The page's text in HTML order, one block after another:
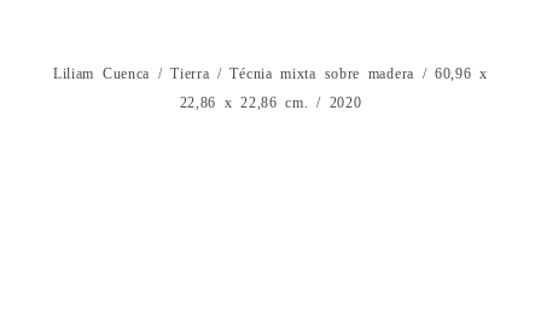
Liliam Cuenca / Tierra / Técnia mixta sobre madera / 60,96 x
22,86 x 22,86 cm. / 2020